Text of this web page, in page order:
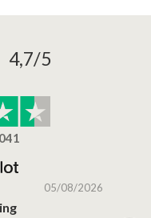
4,7/5
05/08/2026